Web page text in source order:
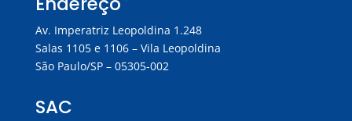
Av. Imperatriz Leopoldina 1.248
Salas 1105 e 1106 – Vila Leopoldina
São Paulo/SP – 05305-002
SAC